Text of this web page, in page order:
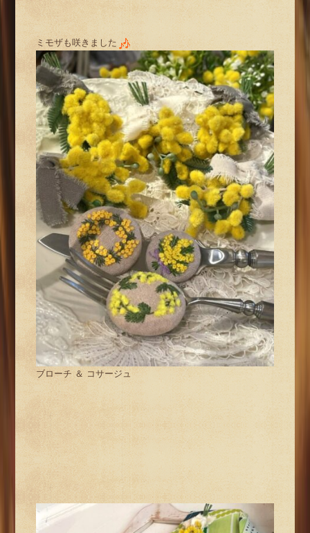
ミモザも咲きました
ブローチ ＆ コサージュ